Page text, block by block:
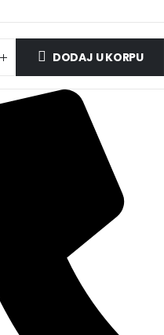
DODAJ U KORPU